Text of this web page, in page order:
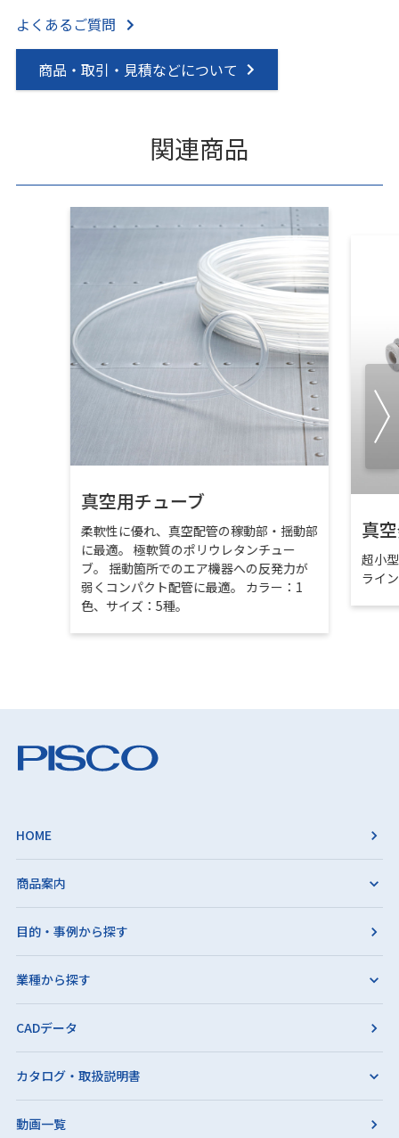
よくあるご質問
商品・取引・見積などについて
関連商品
真空用チューブ
柔軟性に優れ、真空配管の稼動部・揺動部
に最適。 極軟質のポリウレタンチュー
ブ。 揺動箇所でのエア機器への反発力が
弱くコンパクト配管に最適。 カラー：1
色、サイズ：5種。
真
超小
ライ
HOME
商品案内
目的・事例から探す
業種から探す
CADデータ
カタログ・取扱説明書
動画一覧